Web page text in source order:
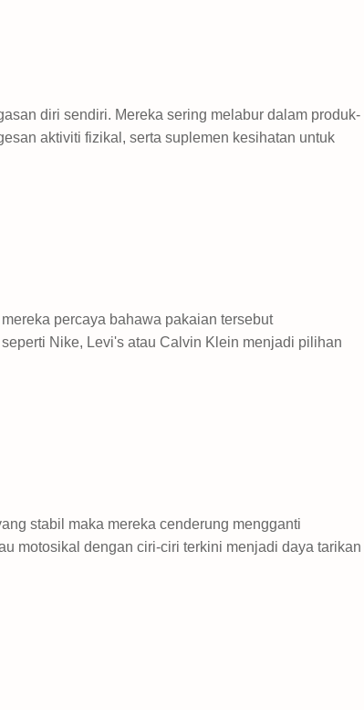
diri sendiri. Mereka sering melabur dalam produk-
aktiviti fizikal, serta suplemen kesihatan untuk
percaya bahawa pakaian tersebut
Nike, Levi's atau Calvin Klein menjadi pilihan
stabil maka mereka cenderung mengganti
motosikal dengan ciri-ciri terkini menjadi daya tarikan